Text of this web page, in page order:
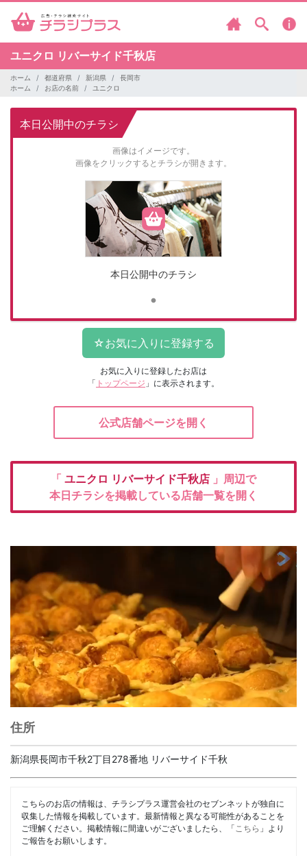
ユニクロ リバーサイド千秋店
ホーム 都道府県 新潟県
長岡市
ホーム
お店の名前 ユニクロ
本日公開中のチラシ
画像はイメージです。
画像をクリックするとチラシが開きます。
本日公開中のチラシ
お気に入りに登録したお店は
「 トップページ 」に表示されます。
公式店舗ページを開く
「 ユニクロ リバーサイド千秋店 」周辺で
本日チラシを掲載している店舗一覧を開く
住所
新潟県長岡市千秋2丁目278番地 リバーサイド千秋
こちらのお店の情報は、チラシプラス運営会社のセブンネットが独自に
収集した情報を掲載しています。最新情報と異なる可能性があることを
ご理解ください。掲載情報に間違いがございましたら、「 こちら 」より
ご報告をお願いします。